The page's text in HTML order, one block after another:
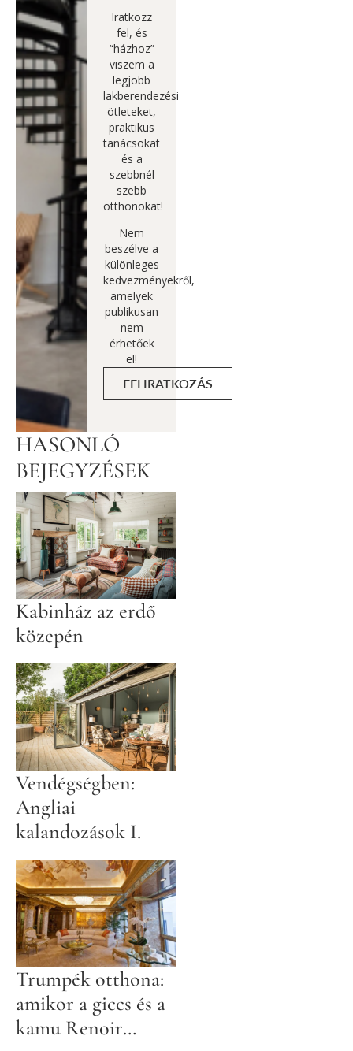
Iratkozz
fel, és
“házhoz”
viszem a
legjobb
lakberendezési
ötleteket,
praktikus
tanácsokat
és a
szebbnél
szebb
otthonokat!
Nem
beszélve a
különleges
kedvezményekről,
amelyek
publikusan
nem
érhetőek
el!
FELIRATKOZÁS
HASONLÓ
BEJEGYZÉSEK
Kabinház az erdő
közepén
Vendégségben:
Angliai
kalandozások I.
Trumpék otthona:
amikor a giccs és a
kamu Renoir